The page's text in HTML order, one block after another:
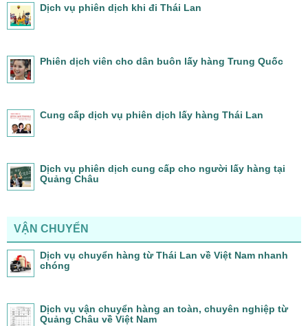
Dịch vụ phiên dịch khi đi Thái Lan
Phiên dịch viên cho dân buôn lấy hàng Trung Quốc
Cung cấp dịch vụ phiên dịch lấy hàng Thái Lan
Dịch vụ phiên dịch cung cấp cho người lấy hàng tại
Quảng Châu
VẬN CHUYỂN
Dịch vụ chuyển hàng từ Thái Lan về Việt Nam nhanh
chóng
Dịch vụ vận chuyển hàng an toàn, chuyên nghiệp từ
Quảng Châu về Việt Nam